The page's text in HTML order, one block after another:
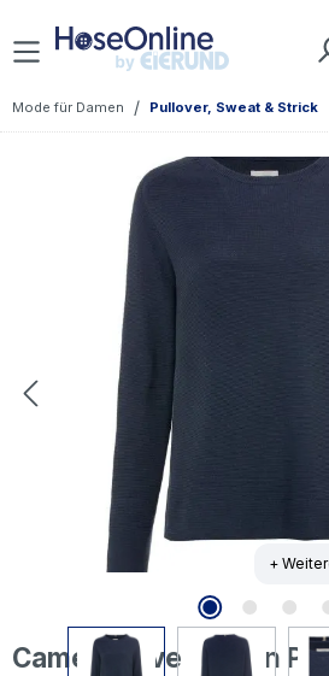
Zum Hauptinhalt springen
Mode für Damen / Pullover, Sweat & Strick
Bildergalerie überspringen
+
Camel active Damen